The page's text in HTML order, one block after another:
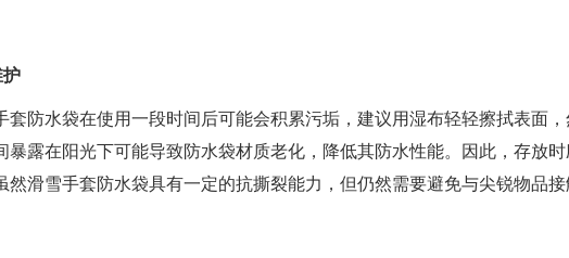
套防水袋在使用一段时间后可能会积累污垢，建议用湿布轻轻擦拭表面，
暴露在阳光下可能导致防水袋材质老化，降低其防水性能。因此，存放时
然滑雪手套防水袋具有一定的抗撕裂能力，但仍然需要避免与尖锐物品接